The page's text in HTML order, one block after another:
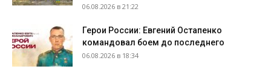
06.08.2026 в 21:22
Герои России: Евгений Остапенко
командовал боем до последнего
06.08.2026 в 18:34